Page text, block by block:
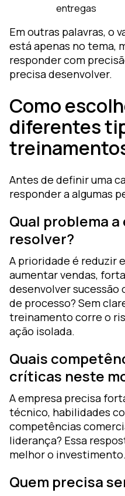
entregas
Em outras palavras, o
está apenas no tema,
responder com
precisa desenvolver.
Como
diferentes
Antes de definir uma
responder a algumas
Qual problema
resolver?
A prioridade é reduzir
aumentar vendas,
desenvolver sucessão
de processo? Sem
treinamento corre o
ação isolada.
Quais
críticas neste
A empresa precisa
técnico, habilidades
competências
liderança? Essa
melhor o investimento.
Quem precisa